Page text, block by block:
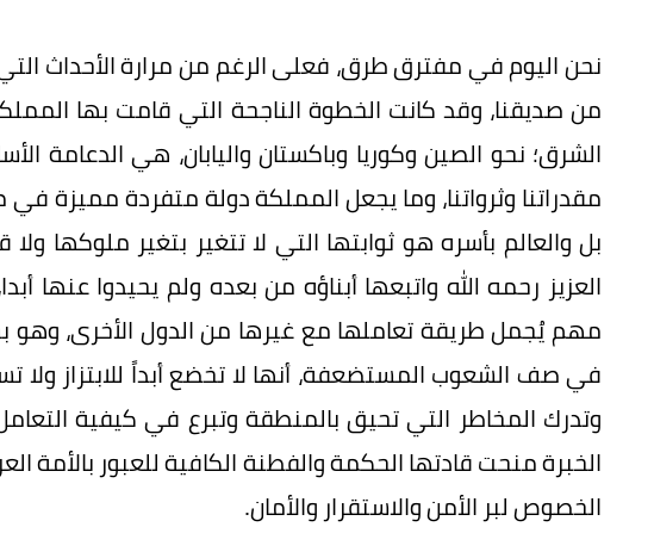
نحن اليوم في مفترق طرق، فعلى الرغم من مرارة الأحداث
من صديقنا، وقد كانت الخطوة الناجحة التي قامت بها
الشرق؛ نحو الصين وكوريا وباكستان واليابان، هي الدعامة
مقدراتنا وثرواتنا، وما يجعل المملكة دولة متفردة مميزة
بل والعالم بأسره هو ثوابتها التي لا تتغير بتغير ملوكها
العزيز رحمه الله واتبعها أبناؤه من بعده ولم يحيدوا
مهم يُجمل طريقة تعاملها مع غيرها من الدول الأخرى، وهو
في صف الشعوب المستضعفة، أنها لا تخضع أبداً للابتزاز ولا
وتدرك المخاطر التي تحيق بالمنطقة وتبرع في كيفية
الخبرة منحت قادتها الحكمة والفطنة الكافية للعبور
الخصوص لبر الأمن والاستقرار والأمان.